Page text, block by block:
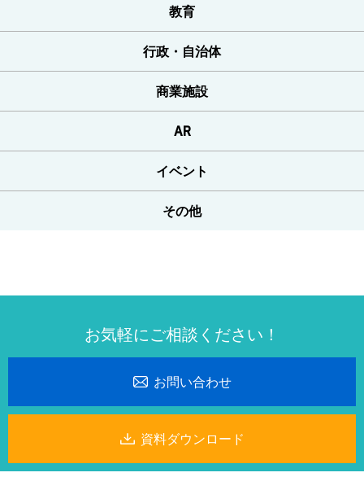
教育
行政・自治体
商業施設
AR
イベント
その他
お気軽にご相談ください！
お問い合わせ
資料ダウンロード